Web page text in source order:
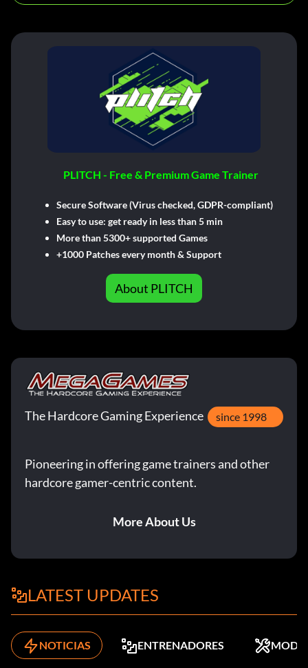
PLITCH - Free & Premium Game Trainer
Secure Software (Virus checked, GDPR-compliant)
Easy to use: get ready in less than 5 min
More than 5300+ supported Games
+1000 Patches every month & Support
About PLITCH
The Hardcore Gaming Experience since 1998
Pioneering in offering game trainers and other
hardcore gamer-centric content.
More About Us
LATEST UPDATES
NOTICIAS ENTRENADORES MODS